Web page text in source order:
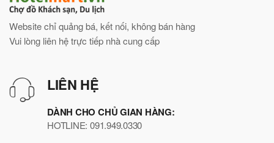
Website chỉ quảng bá, kết nối, không bán hàng
Vui lòng liên hệ trực tiếp nhà cung cấp
LIÊN HỆ
DÀNH CHO CHỦ GIAN HÀNG:
HOTLINE: 091.949.0330